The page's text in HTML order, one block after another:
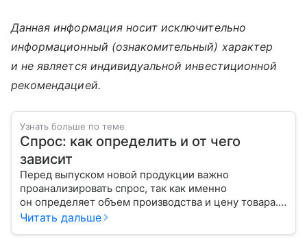
Данная информация носит исключительно
информационный (ознакомительный) характер
и не является индивидуальной инвестиционной
рекомендацией.
Узнать больше по теме
Спрос: как определить и от чего
зависит
Перед выпуском новой продукции важно
проанализировать спрос, так как именно
он определяет объем производства и цену товара.
С помощью эксперта расскажем, как рассчитать
Читать дальше